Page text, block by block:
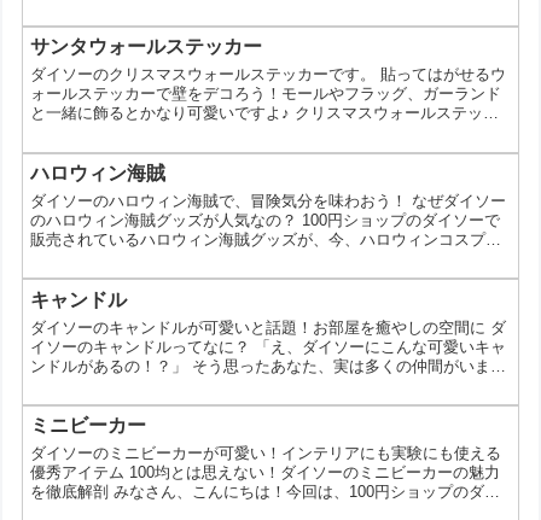
イン性の高さや、種類が豊富で、手帳デコやラッピングなど、使い
方がたくさんあることから人気を集めています。 今回は、そんなダ
イソーのマスキングテープについて、詳しくご紹介していきます。
ダイソーのマスキングテープってどんなもの？ ダ...
サンタウォールステッカー
ダイソーのクリスマスウォールステッカーです。 貼ってはがせるウ
ォールステッカーで壁をデコろう！モールやフラッグ、ガーランド
と一緒に飾るとかなり可愛いですよ♪ クリスマスウォールステッカ
＆トナカイ
ハロウィン海賊
ダイソーのハロウィン海賊で、冒険気分を味わおう！ なぜダイソー
のハロウィン海賊グッズが人気なの？ 100円ショップのダイソーで
販売されているハロウィン海賊グッズが、今、ハロウィンコスプレ
本格的な海賊に変身できるアイテムが揃っていて、手軽にハロウィ
ン気分を味わえるんです。一体なぜ、こんなに人気を集めているの
でしょうか？ ダイソーのハロウィン海賊グッズの魅力 コスパ最
強！ 100円という価格で、手軽にハロウィンを楽しめる...
キャンドル
ダイソーのキャンドルが可愛いと話題！お部屋を癒やしの空間に ダ
イソーのキャンドルってなに？ 「え、ダイソーにこんな可愛いキャ
ンドルがあるの！？」 そう思ったあなた、実は多くの仲間がいま
魅力は、なんといってもそのコスパの良さとデザイン性の高さで
す。 今回は、そんなダイソーのキャンドルの魅力を徹底解剖！お部
屋を癒やしの空間に変えるアイデアをたっぷり紹介します。 ダイソ
ーのキャンドル｜のデザインを取り揃え ダイソーのキ...
ミニビーカー
ダイソーのミニビーカーが可愛い！インテリアにも実験にも使える
優秀アイテム 100均とは思えない！ダイソーのミニビーカーの魅力
を徹底解剖 みなさん、こんにちは！今回は、100円ショップのダイ